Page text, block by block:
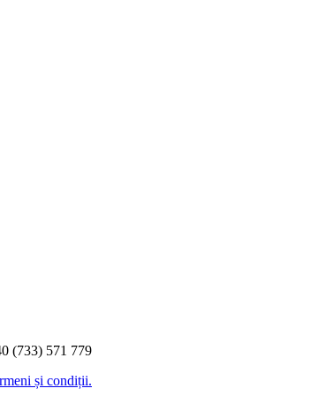
(733) 571 779
și condiții.
asigurând conformitatea cu